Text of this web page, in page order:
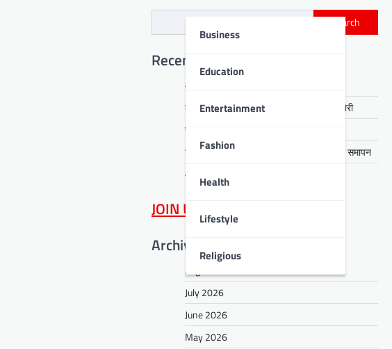
Business
Education
Entertainment
Fashion
Health
Lifestyle
Religious
Search
Recent Posts
आरती हेंब्रम हत्याकांड का खुलासा, तीन गिरफ्तार
कसमार में सेवानिवृत्त CCL कर्मी के घर लाखों की चोरी
नावाडीह में तीन अर्थियों ने रुलाया पूरा गांव
डीपीएस बोकारो में रंगारंग समूह नृत्य से ‘धरोहर’ का समापन
आईआईटी पटना में नशा मुक्ति का संदेश
JOIN US
Archives
August 2026
July 2026
June 2026
May 2026